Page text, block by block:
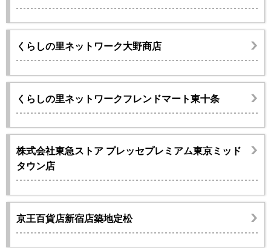
くらしの里ネットワーク大野商店
くらしの里ネットワークフレンドマート東十条
株式会社東急ストア プレッセプレミアム東京ミッド
タウン店
京王百貨店新宿店築地定松